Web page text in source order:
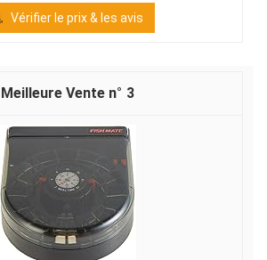
Vérifier le prix & les avis
3